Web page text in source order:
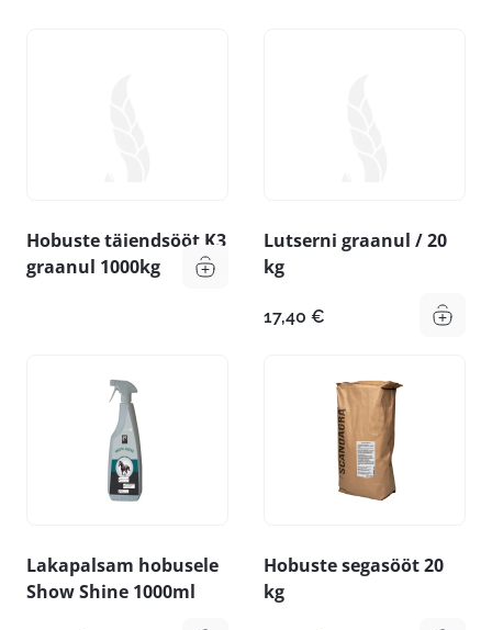
Hobuste täiendsööt K3
graanul 1000kg
Lutserni graanul / 20
kg
17,40 €
Lakapalsam hobusele
Show Shine 1000ml
Hobuste segasööt 20
kg